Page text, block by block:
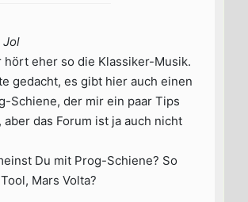
Jol
hört eher so die Klassiker-Musik.
gedacht, es gibt hier auch einen
Schiene, der mir ein paar Tips
aber das Forum ist ja auch nicht
Du mit Prog-Schiene? So
Mars Volta?